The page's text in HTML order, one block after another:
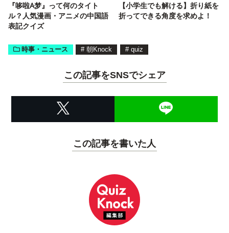
『哆啦A梦』って何のタイト
ル？人気漫画・アニメの中国語
表記クイズ
【小学生でも解ける】折り紙を
折ってできる角度を求めよ！
時事・ニュース # 朝Knock # quiz
この記事をSNSでシェア
この記事を書いた人